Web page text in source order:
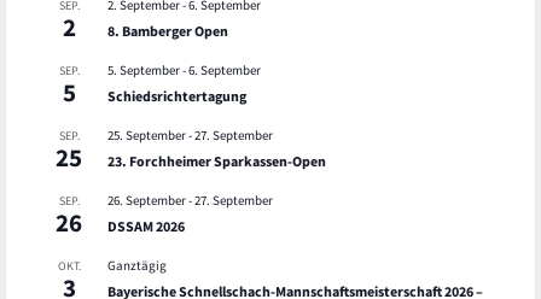
SEP.
2
2. September-6. September
8. Bamberger Open
SEP.
5
5. September-6. September
Schiedsrichtertagung
SEP.
25
25. September-27. September
23. Forchheimer Sparkassen-Open
SEP.
26
26. September-27. September
DSSAM 2026
OKT.
3
Ganztägig
Bayerische Schnellschach-Mannschaftsmeisterschaft 2026 –